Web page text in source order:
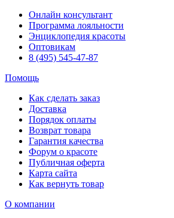
Онлайн консультант
Программа лояльности
Энциклопедия красоты
Оптовикам
8 (495) 545-47-87
Помощь
Как сделать заказ
Доставка
Порядок оплаты
Возврат товара
Гарантия качества
Форум о красоте
Публичная оферта
Карта сайта
Как вернуть товар
О компании